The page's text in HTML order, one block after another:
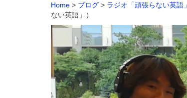
Home > ブログ > ラジオ「頑張らない英語」
ない英語」）